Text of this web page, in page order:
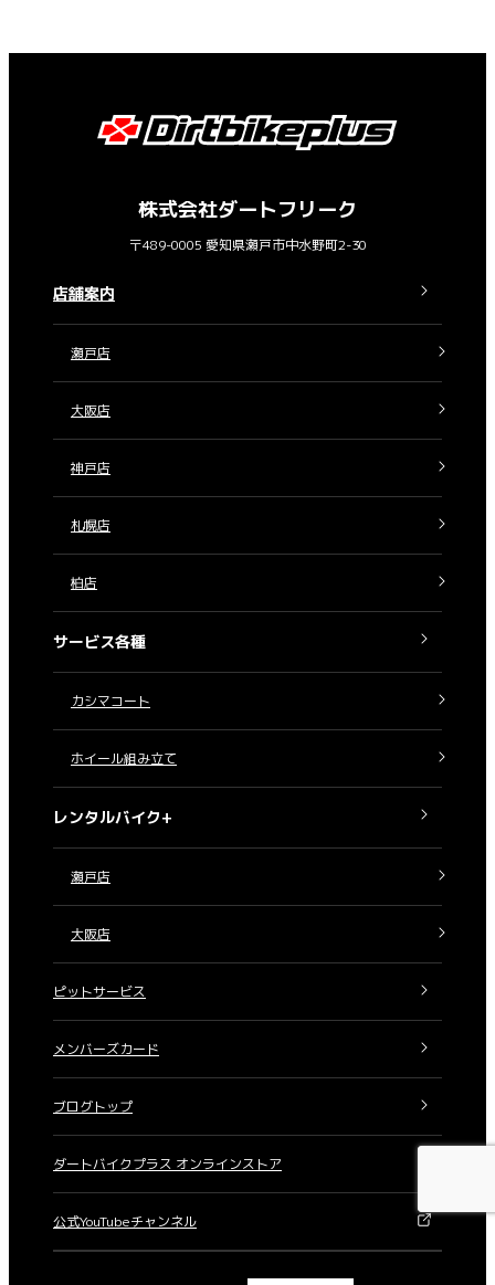
株式会社ダートフリーク
〒489-0005 愛知県瀬戸市中水野町2-30
店舗案内
瀬戸店
大阪店
神戸店
札幌店
柏店
サービス各種
カシマコート
ホイール組み立て
レンタルバイク+
瀬戸店
大阪店
ピットサービス
メンバーズカード
ブログトップ
ダートバイクプラス オンラインストア
公式YouTubeチャンネル